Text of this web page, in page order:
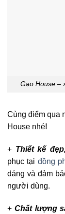
Gạo House –
Cùng điểm qua
House nhé!
+ Thiết kế
phục tại đồng
dáng và đảm
người dùng.
+ Chất lượng